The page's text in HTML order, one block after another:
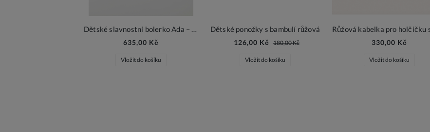
Dětské slavnostní bolerko Ada – smetanová elegance
635,00 Kč
Vložit do košíku
Dětské ponožky s bambulí růžová
126,00 Kč 180,00 Kč
Vložit do košíku
330,00 Kč
Vložit do košíku